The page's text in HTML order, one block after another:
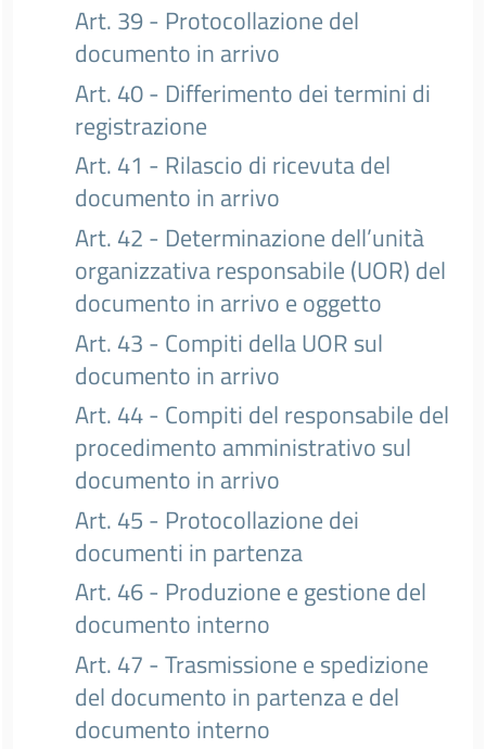
Art. 39 - Protocollazione del
documento in arrivo
Art. 40 - Differimento dei termini di
registrazione
Art. 41 - Rilascio di ricevuta del
documento in arrivo
Art. 42 - Determinazione dell’unità
organizzativa responsabile (UOR) del
documento in arrivo e oggetto
Art. 43 - Compiti della UOR sul
documento in arrivo
Art. 44 - Compiti del responsabile del
procedimento amministrativo sul
documento in arrivo
Art. 45 - Protocollazione dei
documenti in partenza
Art. 46 - Produzione e gestione del
documento interno
Art. 47 - Trasmissione e spedizione
del documento in partenza e del
documento interno